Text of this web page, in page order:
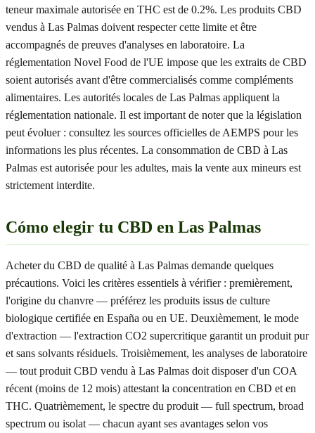
teneur maximale autorisée en THC est de 0.2%. Les produits CBD
vendus à Las Palmas doivent respecter cette limite et être
accompagnés de preuves d'analyses en laboratoire. La
réglementation Novel Food de l'UE impose que les extraits de CBD
soient autorisés avant d'être commercialisés comme compléments
alimentaires. Les autorités locales de Las Palmas appliquent la
réglementation nationale. Il est important de noter que la législation
peut évoluer : consultez les sources officielles de AEMPS pour les
informations les plus récentes. La consommation de CBD à Las
Palmas est autorisée pour les adultes, mais la vente aux mineurs est
strictement interdite.
Cómo elegir tu CBD en Las Palmas
Acheter du CBD de qualité à Las Palmas demande quelques
précautions. Voici les critères essentiels à vérifier : premièrement,
l'origine du chanvre — préférez les produits issus de culture
biologique certifiée en España ou en UE. Deuxièmement, le mode
d'extraction — l'extraction CO2 supercritique garantit un produit pur
et sans solvants résiduels. Troisièmement, les analyses de laboratoire
— tout produit CBD vendu à Las Palmas doit disposer d'un COA
récent (moins de 12 mois) attestant la concentration en CBD et en
THC. Quatrièmement, le spectre du produit — full spectrum, broad
spectrum ou isolat — chacun ayant ses avantages selon vos